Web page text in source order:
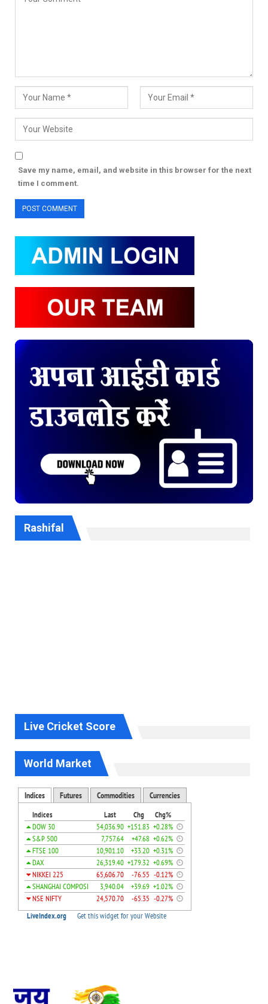
Save my name, email, and website in this browser for the next
time I comment.
Rashifal
Live Cricket Score
World Market